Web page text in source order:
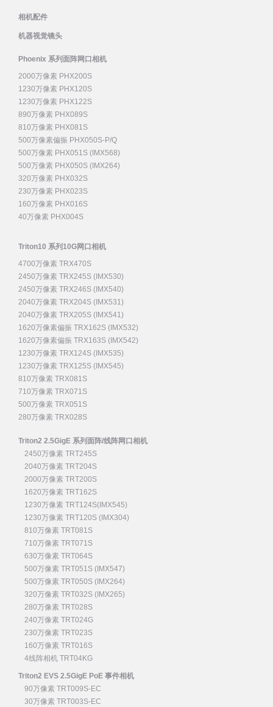
相机配件
机器视觉镜头
Phoenix 系列面阵网口相机
2000万像素 PHX200S
1230万像素 PHX120S
1230万像素 PHX122S
890万像素 PHX089S
810万像素 PHX081S
500万像素偏振 PHX050S-P/Q
500万像素 PHX051S (IMX568)
500万像素 PHX050S (IMX264)
320万像素 PHX032S
230万像素 PHX023S
160万像素 PHX016S
40万像素 PHX004S
Triton10 系列10G网口相机
4700万像素 TRX470S
2450万像素 TRX245S (IMX530)
2450万像素 TRX246S (IMX540)
2040万像素 TRX204S (IMX531)
2040万像素 TRX205S (IMX541)
1620万像素偏振 TRX162S (IMX532)
1620万像素偏振 TRX163S (IMX542)
1230万像素 TRX124S (IMX535)
1230万像素 TRX125S (IMX545)
810万像素 TRX081S
710万像素 TRX071S
500万像素 TRX051S
280万像素 TRX028S
Triton2 2.5GigE 系列面阵/线阵网口相机
2450万像素 TRT245S
2040万像素 TRT204S
2000万像素 TRT200S
1620万像素 TRT162S
1230万像素 TRT124S(IMX545)
1230万像素 TRT120S (IMX304)
810万像素 TRT081S
710万像素 TRT071S
630万像素 TRT064S
500万像素 TRT051S (IMX547)
500万像素 TRT050S (IMX264)
320万像素 TRT032S (IMX265)
280万像素 TRT028S
240万像素 TRT024G
230万像素 TRT023S
160万像素 TRT016S
4线阵相机 TRT04KG
Triton2 EVS 2.5GigE PoE 事件相机
90万像素 TRT009S-EC
30万像素 TRT003S-EC